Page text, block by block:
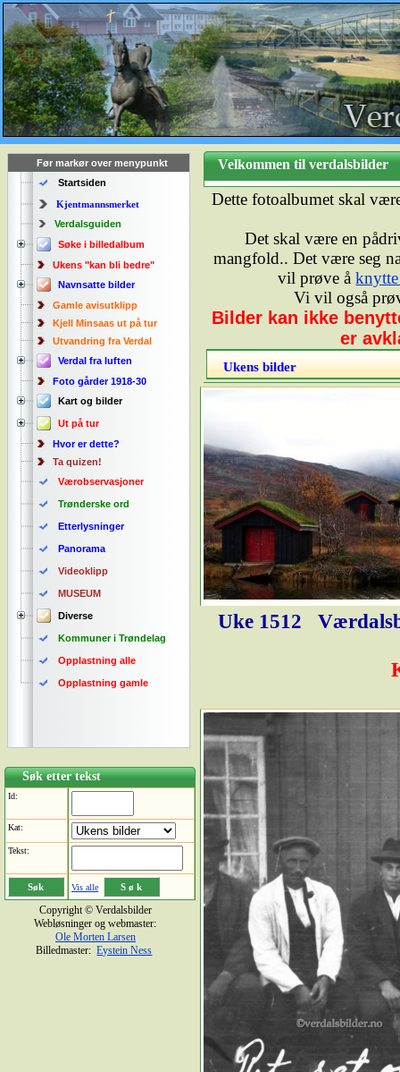
Før markør over menypunkt
Startsiden
Kjentmannsmerket
Verdalsguiden
Søke i billedalbum
Ukens "kan bli bedre"
Navnsatte bilder
Gamle avisutklipp
Kjell Minsaas ut på tur
Utvandring fra Verdal
Verdal fra luften
Foto gårder 1918-30
Kart og bilder
Ut på tur
Hvor er dette?
Ta quizen!
Værobservasjoner
Trønderske ord
Etterlysninger
Panorama
Videoklipp
MUSEUM
Diverse
Kommuner i Trøndelag
Opplastning alle
Opplastning gamle
Søk etter tekst
Id:
Kat:
Tekst:
Vis alle
Copyright © Verdalsbilder
Webløsninger og webmaster:
Ole Morten Larsen
Billedmaster:Eystein Ness
Velkommen til
Dette fotoalbumet skal
Det skal være en
mangfold.. Det være seg
vil prøve å
Vi vil også
Bilder kan ikke
er
Ukens bilder
Uke 1512